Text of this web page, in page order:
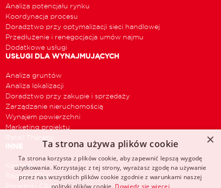
Analiza potencjału rynku
Koordynacja procesu
Doradztwo przy optymalizacji sieci handlowej
Przedłużenie i renegocjacja umów najmu
Dodatkowe usługi
USŁUGI DLA WYNAJMUJĄCYCH
Analiza gruntów
Analiza lokalizacji
Doradztwo przy zakupie i sprzedaży
Zarządzanie nieruchomością
Wynajem powierzchni
Marketing projektu
Retail Therapy
INNE
Kontakt
Raporty C&W
Poradniki C&W
×
Ta strona używa plików cookie
Ta strona korzysta z plików cookie, aby zapewnić lepszą wygodę
użytkowania. Korzystając z tej strony, wyrażasz zgodę na używanie
przez nas wszystkich plików cookie zgodnie z warunkami naszej
polityki plików cookie. Dowiedz się więcej